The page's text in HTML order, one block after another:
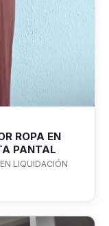
ROPA EN
PANTAL
LIQUIDACIÓN